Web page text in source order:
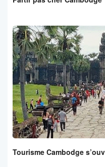
Tourisme Cambodge